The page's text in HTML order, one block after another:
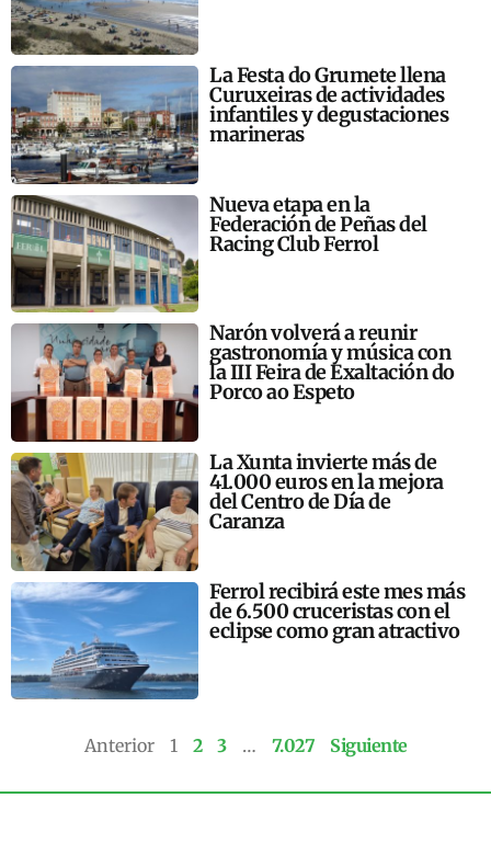
La Festa do Grumete llena
Curuxeiras de actividades
infantiles y degustaciones
marineras
Nueva etapa en la
Federación de Peñas del
Racing Club Ferrol
Narón volverá a reunir
gastronomía y música con
la III Feira de Exaltación do
Porco ao Espeto
La Xunta invierte más de
41.000 euros en la mejora
del Centro de Día de
Caranza
Ferrol recibirá este mes más
de 6.500 cruceristas con el
eclipse como gran atractivo
Anterior 1 2 3 … 7.027 Siguiente